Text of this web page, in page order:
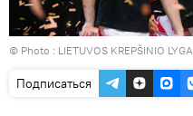
© Photo : LIETUVOS KREPŠINIO LYGA
Подписаться